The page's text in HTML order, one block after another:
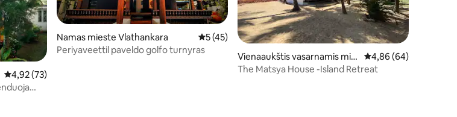
Vidutinis įvertinimas: 4,92 iš 5, atsiliepimų: 73
4,92 (73)
Namas mieste Vlathankara Vidutinis įvertinimas: 5 iš 5, atsiliepimų: 45
5 (45)
Periyaveettil paveldo golfo turnyras
Vienaaukštis vasarnamis mie
ste Valiyaparamba
Vidutinis įvertinimas:
4,86 (64)
The Matsya House -Island Retreat